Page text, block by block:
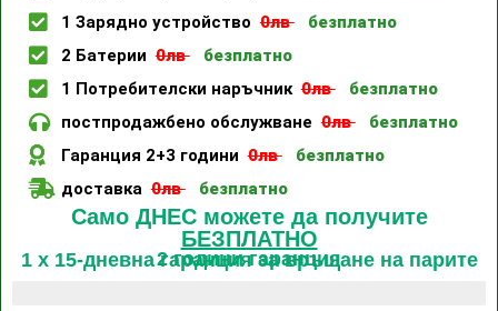
1 Зарядно устройство0лв
безплатно
2 Батерии0лв
безплатно
1 Потребителски наръчник0лв
безплатно
постпродажбено обслужване0лв
безплатно
Гаранция 2+3 години0лв
безплатно
доставка0лв безплатно
Само ДНЕС можете да получите
БЕЗПЛАТНО
1 x 15-дневна гаранция за връщане на парите
2 години гаранция